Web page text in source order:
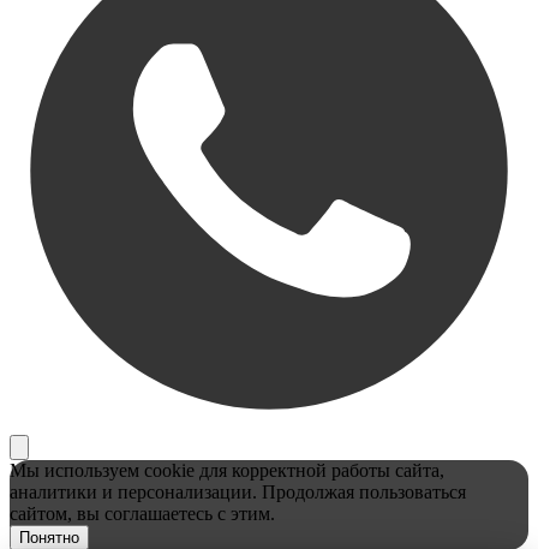
Мы используем cookie для корректной работы сайта,
аналитики и персонализации. Продолжая пользоваться
сайтом, вы соглашаетесь с этим.
Понятно